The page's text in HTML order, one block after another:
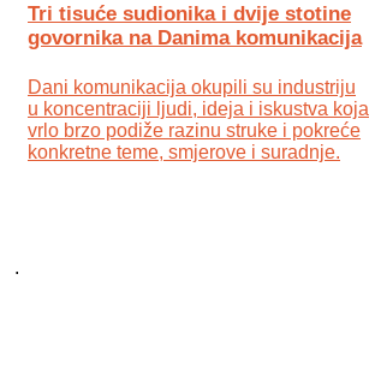
Tri tisuće sudionika i dvije stotine
govornika na Danima komunikacija
Dani komunikacija okupili su industriju
u koncentraciji ljudi, ideja i iskustva koja
vrlo brzo podiže razinu struke i pokreće
konkretne teme, smjerove i suradnje.
.